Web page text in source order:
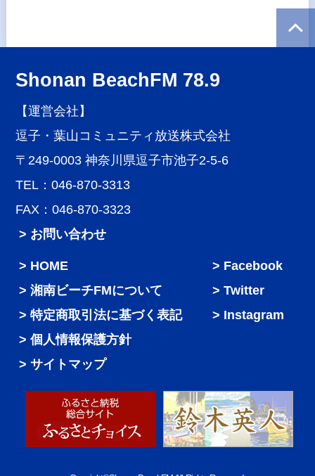
Shonan BeachFM 78.9
【運営会社】
逗子・葉山コミュニティ放送株式会社
〒249-0003 神奈川県逗子市池子2-5-6
TEL：046-870-3313
FAX：046-870-3323
> お問い合わせ
HOME
湘南ビーチFMについて
特定商取引法に基づく表記
個人情報保護方針
サイトマップ
Facebook
Twitter
Instagram